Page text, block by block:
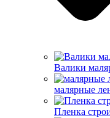
Валики
малярные
Пленка